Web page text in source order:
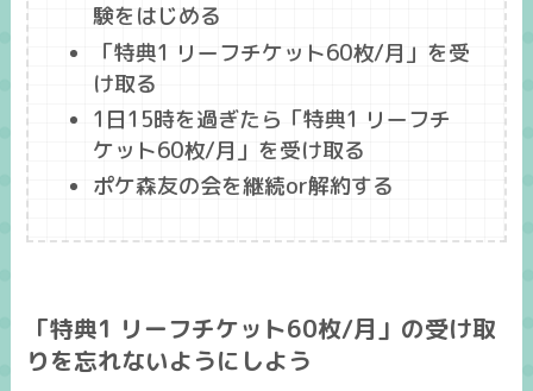
験をはじめる
「特典1 リーフチケット60枚/月」を受
け取る
1日15時を過ぎたら「特典1 リーフチ
ケット60枚/月」を受け取る
ポケ森友の会を継続or解約する
「特典1 リーフチケット60枚/月」の受け取
りを忘れないようにしよう